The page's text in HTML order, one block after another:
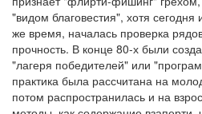
"видом благовестия", хотя
же время, началась проверка
прочность. В конце 80-х были
"лагеря победителей" или
практика была рассчитана на
потом распространилась и на